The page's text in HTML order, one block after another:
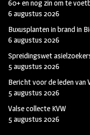
60+ en nog zin om te
6 augustus 2026
Buxusplanten in brand in
6 augustus 2026
Spreidingswet
5 augustus 2026
Bericht voor de leden van
5 augustus 2026
Valse collecte KVW
5 augustus 2026